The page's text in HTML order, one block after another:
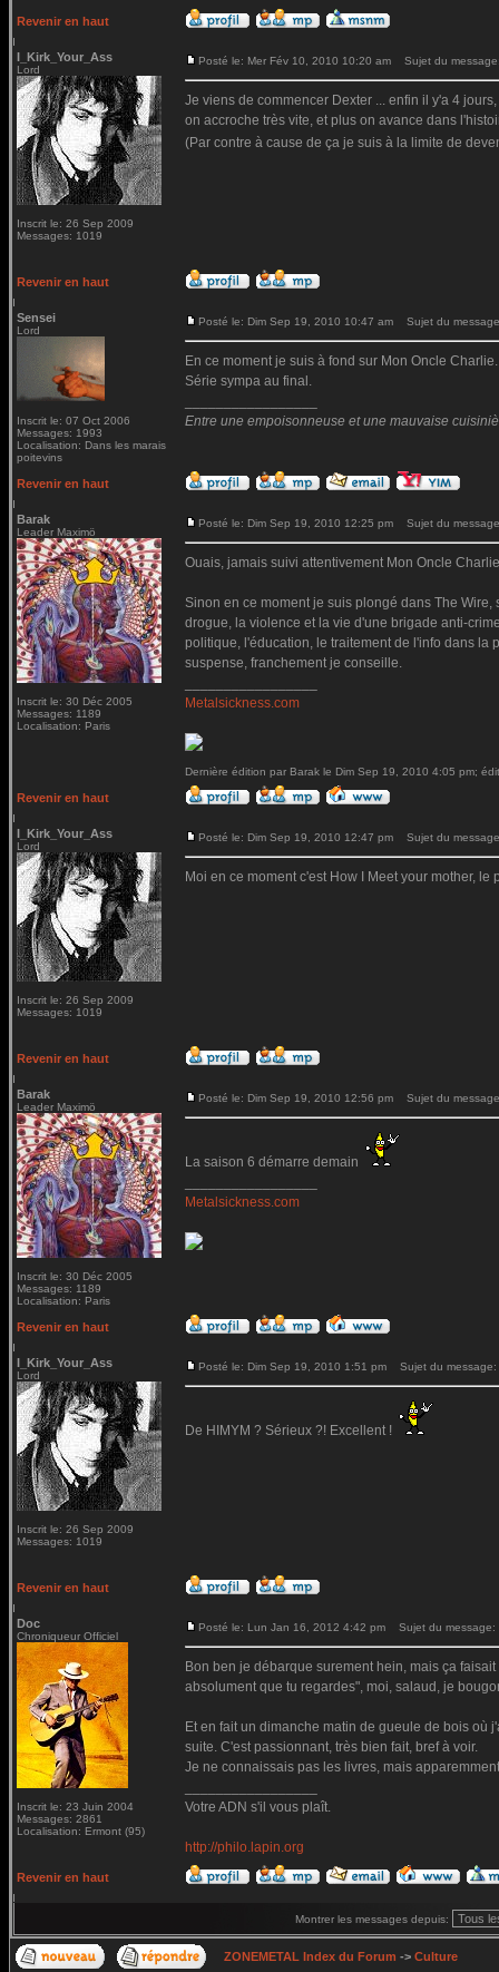
Revenir en haut
I_Kirk_Your_Ass
Lord
Inscrit le: 26 Sep 2009
Messages: 1019
Posté le: Mer Fév 10, 2010 10:20 am Sujet du
Je viens de commencer Dexter ... enfin il y'a 4
on accroche très vite, et plus on avance dans
(Par contre à cause de ça je suis à la limite de
Revenir en haut
Sensei
Lord
Inscrit le: 07 Oct 2006
Messages: 1993
Localisation: Dans les marais
poitevins
Posté le: Dim Sep 19, 2010 10:47 am Sujet du
En ce moment je suis à fond sur Mon Oncle
Série sympa au final.
Entre une empoisonneuse et une mauvaise
Revenir en haut
Barak
Leader Maximö
Inscrit le: 30 Déc 2005
Messages: 1189
Localisation: Paris
Posté le: Dim Sep 19, 2010 12:25 pm Sujet du
Ouais, jamais suivi attentivement Mon Oncle
Sinon en ce moment je suis plongé dans The
drogue, la violence et la vie d'une brigade anti-
politique, l'éducation, le traitement de l'info dans la
suspense, franchement je conseille.
Metalsickness.com
Dernière édition par Barak le Dim Sep 19, 2010 4:05 pm;
Revenir en haut
I_Kirk_Your_Ass
Lord
Inscrit le: 26 Sep 2009
Messages: 1019
Posté le: Dim Sep 19, 2010 12:47 pm Sujet du
Moi en ce moment c'est How I Meet your mother,
Revenir en haut
Barak
Leader Maximö
Inscrit le: 30 Déc 2005
Messages: 1189
Localisation: Paris
Posté le: Dim Sep 19, 2010 12:56 pm Sujet du
La saison 6 démarre demain
Metalsickness.com
Revenir en haut
I_Kirk_Your_Ass
Lord
Inscrit le: 26 Sep 2009
Messages: 1019
Posté le: Dim Sep 19, 2010 1:51 pm Sujet du message:
De HIMYM ? Sérieux ?! Excellent !
Revenir en haut
Doc
Chroniqueur Officiel
Inscrit le: 23 Juin 2004
Messages: 2861
Localisation: Ermont (95)
Posté le: Lun Jan 16, 2012 4:42 pm Sujet du message:
Bon ben je débarque surement hein, mais ça
absolument que tu regardes", moi, salaud, je
Et en fait un dimanche matin de gueule de bois où
suite. C'est passionnant, très bien fait, bref à voir.
Je ne connaissais pas les livres, mais
Votre ADN s'il vous plaît.
http://philo.lapin.org
Revenir en haut
Montrer les messages depuis:
ZONEMETAL Index du Forum -> Culture